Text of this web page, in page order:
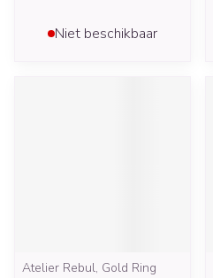
Niet beschikbaar
Atelier Rebul, Gold Ring